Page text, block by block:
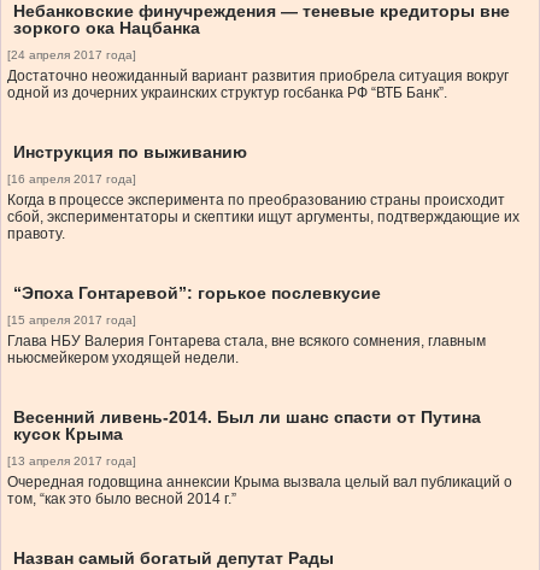
Небанковские финучреждения — теневые кредиторы вне
зоркого ока Нацбанка
[24 апреля 2017 года]
Достаточно неожиданный вариант развития приобрела ситуация вокруг
одной из дочерних украинских структур госбанка РФ “ВТБ Банк”.
Инструкция по выживанию
[16 апреля 2017 года]
Когда в процессе эксперимента по преобразованию страны происходит
сбой, экспериментаторы и скептики ищут аргументы, подтверждающие их
правоту.
“Эпоха Гонтаревой”: горькое послевкусие
[15 апреля 2017 года]
Глава НБУ Валерия Гонтарева стала, вне всякого сомнения, главным
ньюсмейкером уходящей недели.
Весенний ливень-2014. Был ли шанс спасти от Путина
кусок Крыма
[13 апреля 2017 года]
Очередная годовщина аннексии Крыма вызвала целый вал публикаций о
том, “как это было весной 2014 г.”
Назван самый богатый депутат Рады